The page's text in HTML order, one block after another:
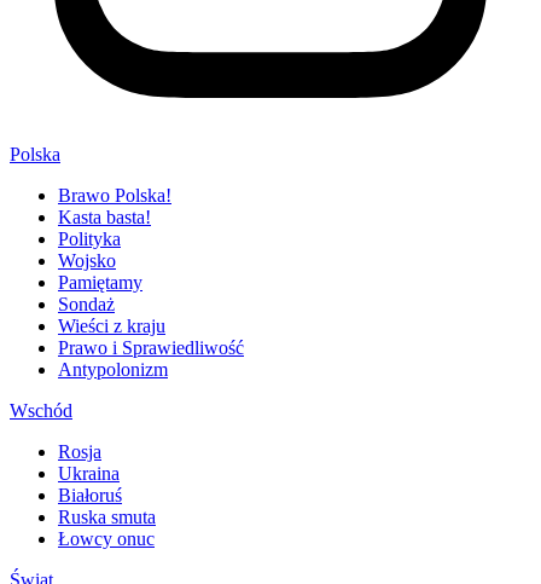
Polska
Brawo Polska!
Kasta basta!
Polityka
Wojsko
Pamiętamy
Sondaż
Wieści z kraju
Prawo i Sprawiedliwość
Antypolonizm
Wschód
Rosja
Ukraina
Białoruś
Ruska smuta
Łowcy onuc
Świat